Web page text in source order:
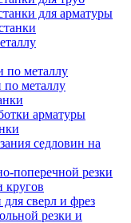
для арматуры
по металлу
по металлу
арматуры
седловин на
поперечной резки
кругов
сверл и фрез
резки и